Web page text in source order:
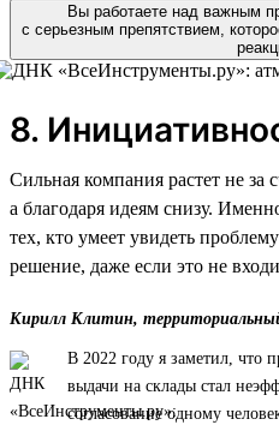
Вы работаете над важным
с серьезным препятствием,
8.
Сильная компания растет не за
а благодаря идеям снизу.
тех, кто умеет увидеть
решение, даже если это не
Кирилл Клитин,
В 2022 году я заметил, что
выдачи на склады стал
согласование одному